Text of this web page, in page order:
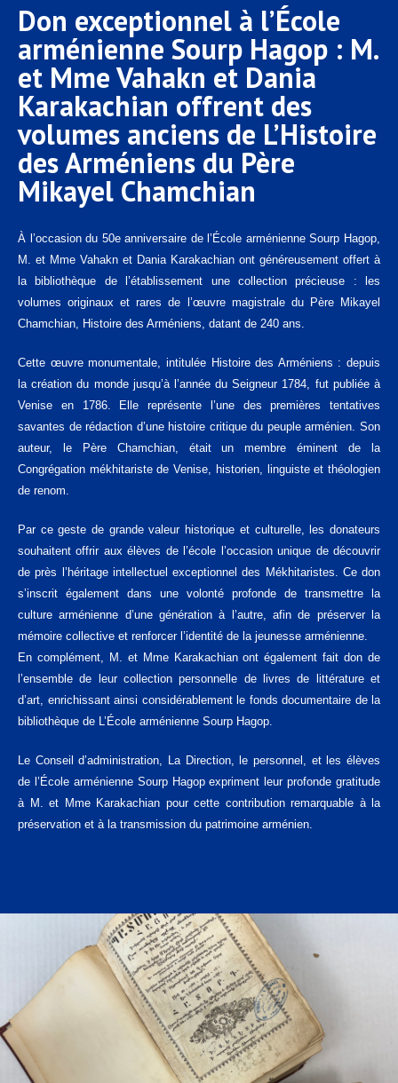
Don exceptionnel à l’École
arménienne Sourp Hagop : M.
et Mme Vahakn et Dania
Karakachian offrent des
volumes anciens de L’Histoire
des Arméniens du Père
Mikayel Chamchian
À l’occasion du 50e anniversaire de l’École arménienne Sourp Hagop,
M. et Mme Vahakn et Dania Karakachian ont généreusement offert à
la bibliothèque de l’établissement une collection précieuse : les
volumes originaux et rares de l’œuvre magistrale du Père Mikayel
Chamchian, Histoire des Arméniens, datant de 240 ans.
Cette œuvre monumentale, intitulée Histoire des Arméniens : depuis
la création du monde jusqu’à l’année du Seigneur 1784, fut publiée à
Venise en 1786. Elle représente l’une des premières tentatives
savantes de rédaction d’une histoire critique du peuple arménien. Son
auteur, le Père Chamchian, était un membre éminent de la
Congrégation mékhitariste de Venise, historien, linguiste et théologien
de renom.
Par ce geste de grande valeur historique et culturelle, les donateurs
souhaitent offrir aux élèves de l’école l’occasion unique de découvrir
de près l’héritage intellectuel exceptionnel des Mékhitaristes. Ce don
s’inscrit également dans une volonté profonde de transmettre la
culture arménienne d’une génération à l’autre, afin de préserver la
mémoire collective et renforcer l’identité de la jeunesse arménienne.
En complément, M. et Mme Karakachian ont également fait don de
l’ensemble de leur collection personnelle de livres de littérature et
d’art, enrichissant ainsi considérablement le fonds documentaire de la
bibliothèque de L’École arménienne Sourp Hagop.
Le Conseil d’administration, La Direction, le personnel, et les élèves
de l’École arménienne Sourp Hagop expriment leur profonde gratitude
à M. et Mme Karakachian pour cette contribution remarquable à la
préservation et à la transmission du patrimoine arménien.